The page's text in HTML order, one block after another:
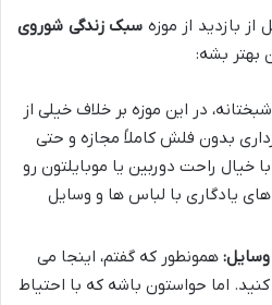
بازدید از موزه سبک زندگی شوروی
بهتر بشه:
در این موزه بر خلاف خیلی از
بدون فلش کاملاً مجازه و حتی
راحت دوربین یا موبایلتون رو
یادگاری با لباس ها و وسایل
همونطور که گفتم، اینجا می
اما حواستون باشه که با احتیاط